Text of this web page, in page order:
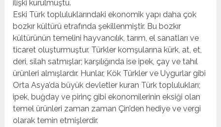
ilişki kurulmuştu.
Eski Türk topluluklarındaki ekonomik yapı daha çok
bozkır kültürü etrafında şekillenmiştir. Bu bozkır
kültürünün temelini hayvancılık, tarım, el sanatları ve
ticaret oluşturmuştur. Türkler komşularına kürk, at, et,
deri, silah satmışlar; karşılığında ise ipek, çay ve tahıl
ürünleri almışlardır. Hunlar, Kök Türkler ve Uygurlar gibi
Orta Asya’da büyük devletler kuran Türk toplulukları;
ipek, buğday ve pirinç gibi ekonomilerinin eksiği olan
temel ürünleri zaman zaman Çin’den hediye ve vergi
olarak temin etmişlerdir.